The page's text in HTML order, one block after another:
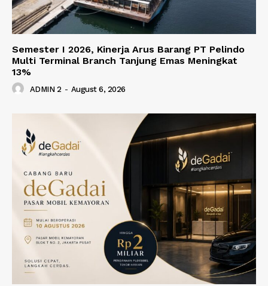
Semester I 2026, Kinerja Arus Barang PT Pelindo
Multi Terminal Branch Tanjung Emas Meningkat
13%
ADMIN 2 - August 6, 2026